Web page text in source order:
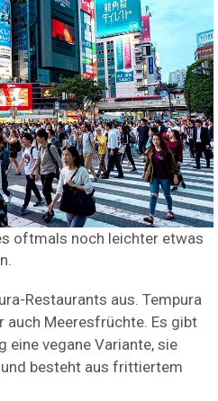
oftmals noch leichter etwas
Restaurants aus. Tempura
Meeresfrüchte. Es gibt
eine vegane Variante, sie
besteht aus frittiertem